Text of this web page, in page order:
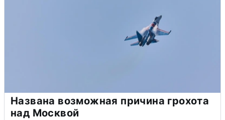
Названа возможная причина грохота
над Москвой